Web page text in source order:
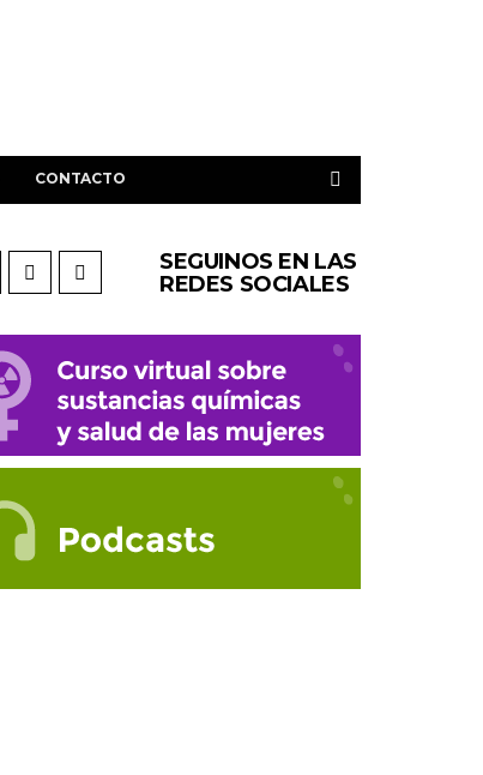
CONTACTO
SEGUINOS EN LAS
REDES SOCIALES